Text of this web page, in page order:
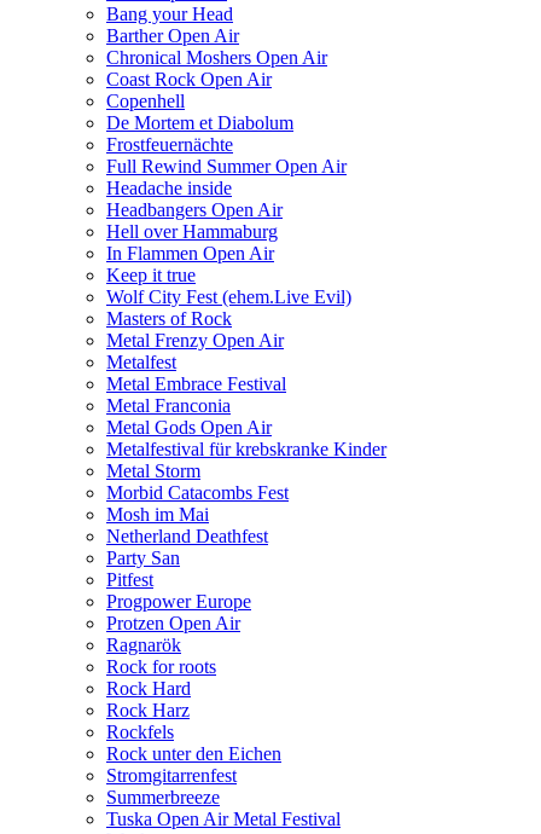
Bang your Head
Barther Open Air
Chronical Moshers Open Air
Coast Rock Open Air
Copenhell
De Mortem et Diabolum
Frostfeuernächte
Full Rewind Summer Open Air
Headache inside
Headbangers Open Air
Hell over Hammaburg
In Flammen Open Air
Keep it true
Wolf City Fest (ehem.Live Evil)
Masters of Rock
Metal Frenzy Open Air
Metalfest
Metal Embrace Festival
Metal Franconia
Metal Gods Open Air
Metalfestival für krebskranke Kinder
Metal Storm
Morbid Catacombs Fest
Mosh im Mai
Netherland Deathfest
Party San
Pitfest
Progpower Europe
Protzen Open Air
Ragnarök
Rock for roots
Rock Hard
Rock Harz
Rockfels
Rock unter den Eichen
Stromgitarrenfest
Summerbreeze
Tuska Open Air Metal Festival